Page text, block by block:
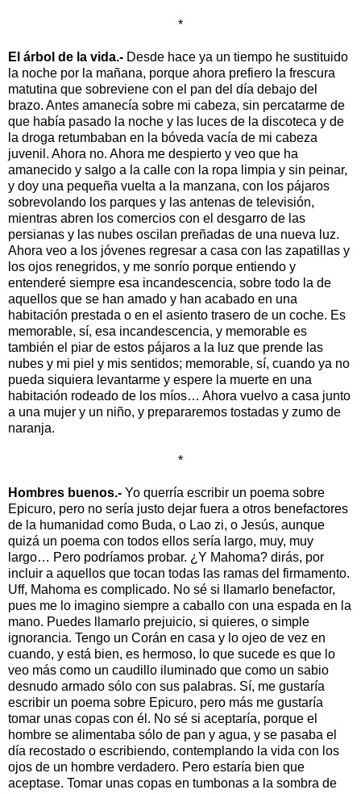
*
El árbol de la vida.- Desde hace ya un tiempo he sustituido
la noche por la mañana, porque ahora prefiero la frescura
matutina que sobreviene con el pan del día debajo del
brazo. Antes amanecía sobre mi cabeza, sin percatarme de
que había pasado la noche y las luces de la discoteca y de
la droga retumbaban en la bóveda vacía de mi cabeza
juvenil. Ahora no. Ahora me despierto y veo que ha
amanecido y salgo a la calle con la ropa limpia y sin peinar,
y doy una pequeña vuelta a la manzana, con los pájaros
sobrevolando los parques y las antenas de televisión,
mientras abren los comercios con el desgarro de las
persianas y las nubes oscilan preñadas de una nueva luz.
Ahora veo a los jóvenes regresar a casa con las zapatillas y
los ojos renegridos, y me sonrío porque entiendo y
entenderé siempre esa incandescencia, sobre todo la de
aquellos que se han amado y han acabado en una
habitación prestada o en el asiento trasero de un coche. Es
memorable, sí, esa incandescencia, y memorable es
también el piar de estos pájaros a la luz que prende las
nubes y mi piel y mis sentidos; memorable, sí, cuando ya no
pueda siquiera levantarme y espere la muerte en una
habitación rodeado de los míos… Ahora vuelvo a casa junto
a una mujer y un niño, y prepararemos tostadas y zumo de
naranja.
*
Hombres buenos.- Yo querría escribir un poema sobre
Epicuro, pero no sería justo dejar fuera a otros benefactores
de la humanidad como Buda, o Lao zi, o Jesús, aunque
quizá un poema con todos ellos sería largo, muy, muy
largo… Pero podríamos probar. ¿Y Mahoma? dirás, por
incluir a aquellos que tocan todas las ramas del firmamento.
Uff, Mahoma es complicado. No sé si llamarlo benefactor,
pues me lo imagino siempre a caballo con una espada en la
mano. Puedes llamarlo prejuicio, si quieres, o simple
ignorancia. Tengo un Corán en casa y lo ojeo de vez en
cuando, y está bien, es hermoso, lo que sucede es que lo
veo más como un caudillo iluminado que como un sabio
desnudo armado sólo con sus palabras. Sí, me gustaría
escribir un poema sobre Epicuro, pero más me gustaría
tomar unas copas con él. No sé si aceptaría, porque el
hombre se alimentaba sólo de pan y agua, y se pasaba el
día recostado o escribiendo, contemplando la vida con los
ojos de un hombre verdadero. Pero estaría bien que
aceptase. Tomar unas copas en tumbonas a la sombra de